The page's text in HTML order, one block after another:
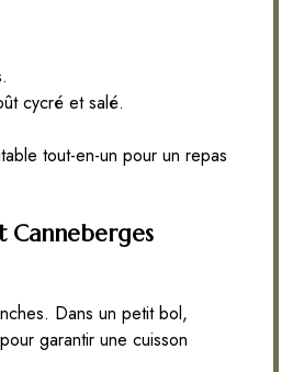
суcré et salé.
tout-en-un pour un repas
Canneberges
Dans un petit bol,
garantir une cuisson